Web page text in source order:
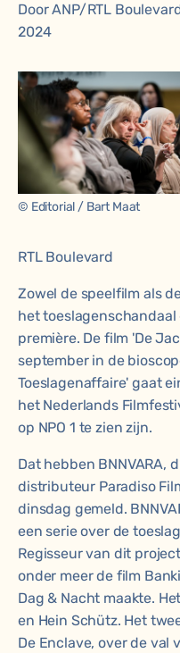
Door ANP/RTL
2024
© Editorial / Bart Maat
RTL Boulevard
Zowel de speelfilm als
het
première. De film 'De
september in de
Toeslagenaffaire' gaat
het Nederlands
op NPO 1 te zien zijn.
Dat hebben BNNVARA,
distributeur Paradiso
dinsdag gemeld.
een serie over de
Regisseur van dit
onder meer de film
Dag & Nacht maakte.
en Hein Schütz. Het
De Enclave, over de val